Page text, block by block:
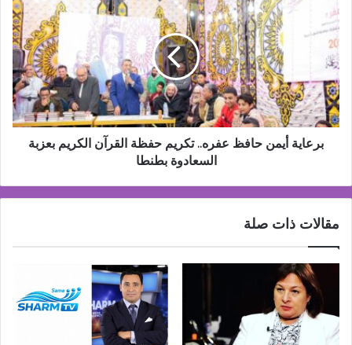
مصر
أيمن
حافظ
عفره..
تكريم
حفظة
القرآن
الكريم
بعزبة
السعادوة
برعاية أيمن حافظ عفره.. تكريم حفظة القرآن الكريم بعزبة
السعادوة بطنطا
مقالات ذات صلة